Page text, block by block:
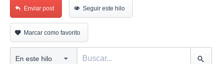
Enviar post Seguir este hilo
Marcar como favorito